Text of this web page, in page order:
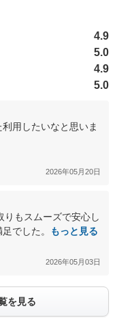
4.9
5.0
4.9
5.0
用したいなと思いま
2026年05月20日
りもスムーズで安心し
でした。
もっと見る
2026年05月03日
を見る